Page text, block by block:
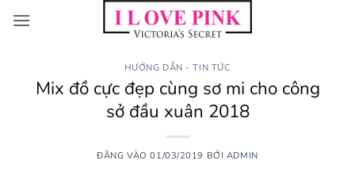
qua
HƯỚNG DẪN - TIN TỨC
Mix đồ cực đẹp cùng sơ mi cho công
sở đầu xuân 2018
ĐĂNG VÀO01/03/2019 BỞI ADMIN